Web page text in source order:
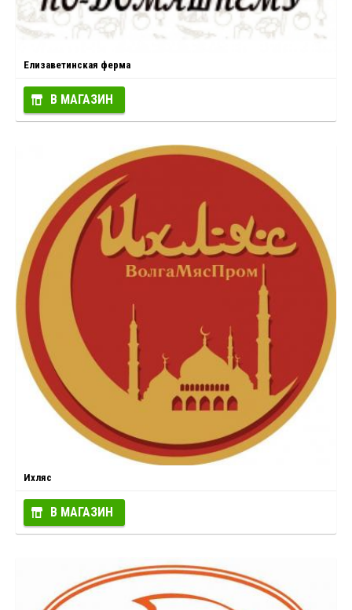
Елизаветинская ферма
В МАГАЗИН
Ихляс
В МАГАЗИН